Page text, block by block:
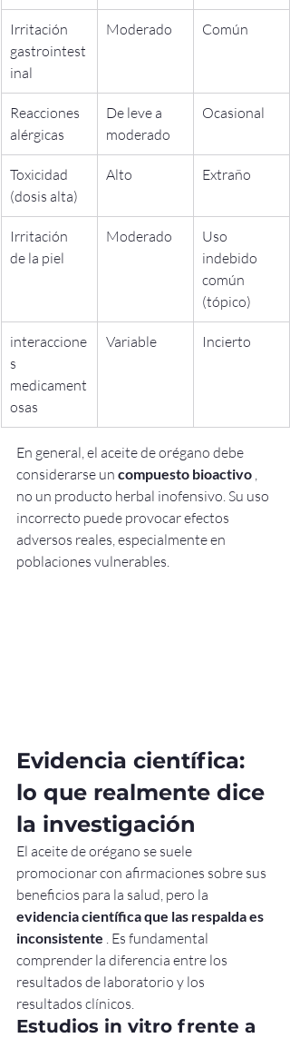
Irritación
gastrointest
inal
Moderado Común
Reacciones
alérgicas
De leve a
moderado
Ocasional
Toxicidad
(dosis alta)
Alto Extraño
Irritación
de la piel
Moderado
Uso
indebido
común
(tópico)
interaccione
s
medicament
osas
Variable Incierto
En general, el aceite de orégano debe
considerarse un compuesto bioactivo ,
no un producto herbal inofensivo. Su uso
incorrecto puede provocar efectos
adversos reales, especialmente en
poblaciones vulnerables.
Evidencia científica:
lo que realmente dice
la investigación
El aceite de orégano se suele
promocionar con afirmaciones sobre sus
beneficios para la salud, pero la
evidencia científica que las respalda es
inconsistente . Es fundamental
comprender la diferencia entre los
resultados de laboratorio y los
resultados clínicos.
Estudios in vitro frente a